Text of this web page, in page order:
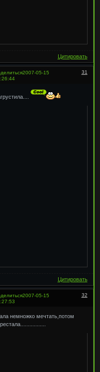
Цитировать
31
2007-05-15
Цитировать
32
2007-05-15
немножко мечтать,потом